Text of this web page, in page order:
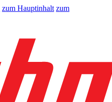
zum Hauptinhalt zum